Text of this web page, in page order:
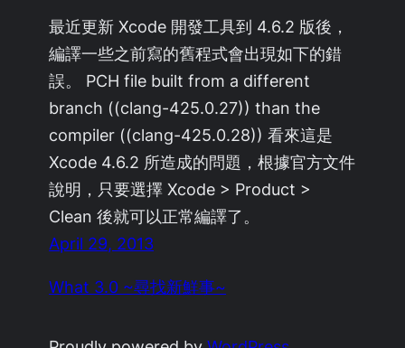
最近更新 Xcode 開發工具到 4.6.2 版後，
編譯一些之前寫的舊程式會出現如下的錯
誤。 PCH file built from a different
branch ((clang-425.0.27)) than the
compiler ((clang-425.0.28)) 看來這是
Xcode 4.6.2 所造成的問題，根據官方文件
說明，只要選擇 Xcode > Product >
Clean 後就可以正常編譯了。
April 29, 2013
What 3.0 ~尋找新鮮事~